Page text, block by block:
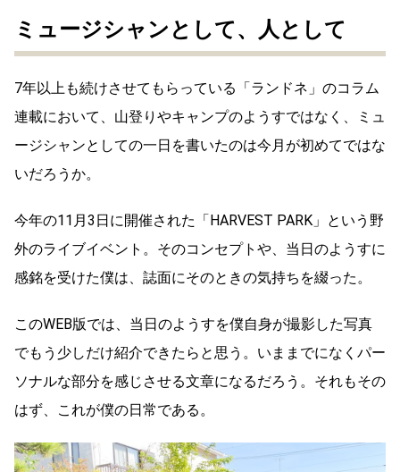
ミュージシャンとして、人として
7年以上も続けさせてもらっている「ランドネ」のコラム
連載において、山登りやキャンプのようすではなく、ミュ
ージシャンとしての一日を書いたのは今月が初めてではな
いだろうか。
今年の11月3日に開催された「HARVEST PARK」という野
外のライブイベント。そのコンセプトや、当日のようすに
感銘を受けた僕は、誌面にそのときの気持ちを綴った。
このWEB版では、当日のようすを僕自身が撮影した写真
でもう少しだけ紹介できたらと思う。いままでになくパー
ソナルな部分を感じさせる文章になるだろう。それもその
はず、これが僕の日常である。